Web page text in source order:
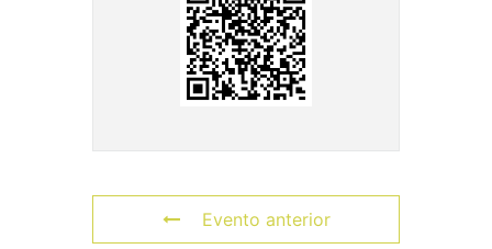
Evento anterior